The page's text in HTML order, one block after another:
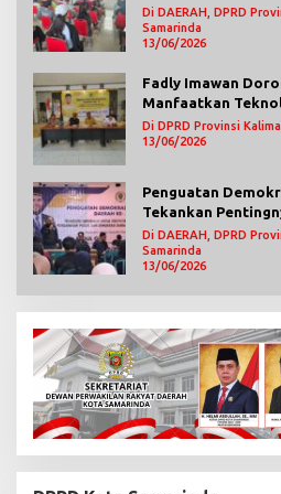
Lebih Terbuka
Di DAERAH, DPRD
Samarinda
13/06/2026
Fadly Imawan
Manfaatkan
Mengawasi
Di DPRD Provinsi
13/06/2026
Penguatan
Tekankan
Di DAERAH, DPRD
Samarinda
13/06/2026